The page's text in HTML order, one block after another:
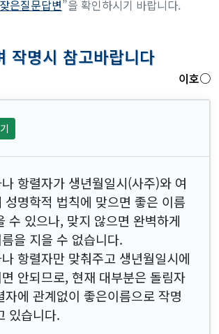
잦은질문답변”을 확인하시기 바랍니다.
작명시 참고바랍니다
이호○
항렬자가 생년월일시(사주)와 여
성명학적 법칙에 맞으면 좋은 이름
수 있으나, 맞지 않으면 완벽하게
을 지을 수 없습니다.
항렬자만 맞춰주고 생년월일시에
안되므로, 현재 대부분은 돌림자
자에 관계없이 좋은이름으로 작명
있습니다.